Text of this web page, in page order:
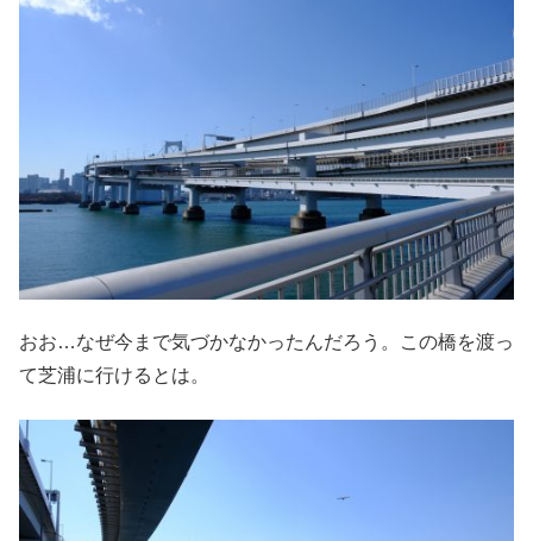
おお…なぜ今まで気づかなかったんだろう。この橋を渡っ
て芝浦に行けるとは。